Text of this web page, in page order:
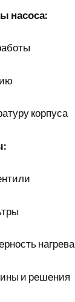
насоса:
корпуса
нагрева
и решения